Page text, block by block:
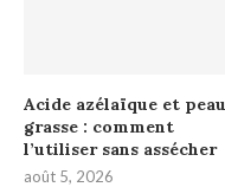
Acide azélaïque et peau
grasse : comment
l’utiliser sans assécher
août 5, 2026